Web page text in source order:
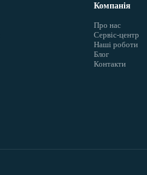
Компанія
Про нас
Сервіс-центр
Наші роботи
Блог
Контакти